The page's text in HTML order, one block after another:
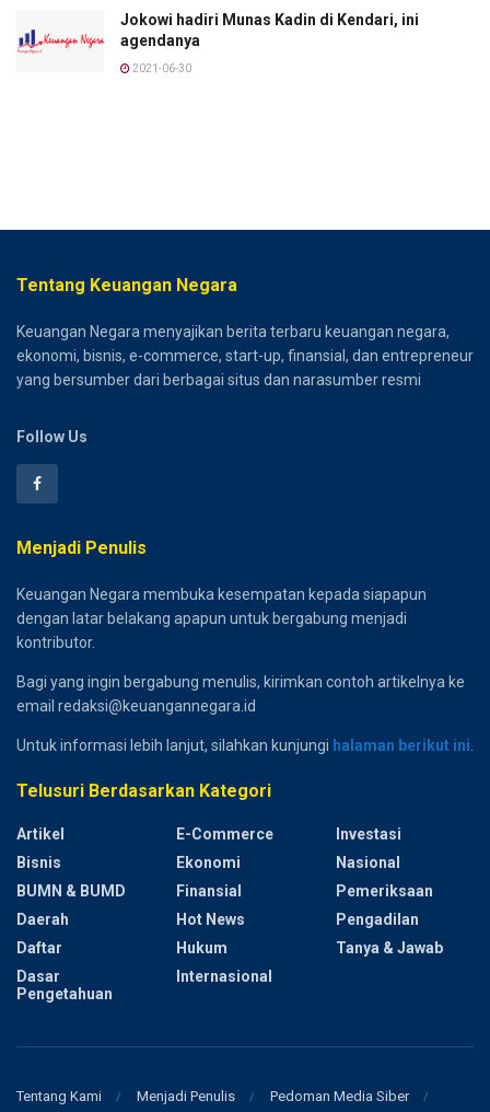
Jokowi hadiri Munas Kadin di Kendari, ini
agendanya
2021-06-30
Tentang Keuangan Negara
Keuangan Negara menyajikan berita terbaru keuangan negara,
ekonomi, bisnis, e-commerce, start-up, finansial, dan entrepreneur
yang bersumber dari berbagai situs dan narasumber resmi
Follow Us
Menjadi Penulis
Keuangan Negara membuka kesempatan kepada siapapun
dengan latar belakang apapun untuk bergabung menjadi
kontributor.
Bagi yang ingin bergabung menulis, kirimkan contoh artikelnya ke
email redaksi@keuangannegara.id
Untuk informasi lebih lanjut, silahkan kunjungi halaman berikut ini
Telusuri Berdasarkan Kategori
Artikel
Bisnis
BUMN & BUMD
Daerah
Daftar
Dasar
Pengetahuan
E-Commerce
Ekonomi
Finansial
Hot News
Hukum
Internasional
Investasi
Nasional
Pemeriksaan
Pengadilan
Tanya & Jawab
Tentang Kami Menjadi Penulis
Pedoman Media Siber